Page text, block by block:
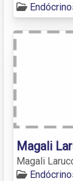
Magali
Magali